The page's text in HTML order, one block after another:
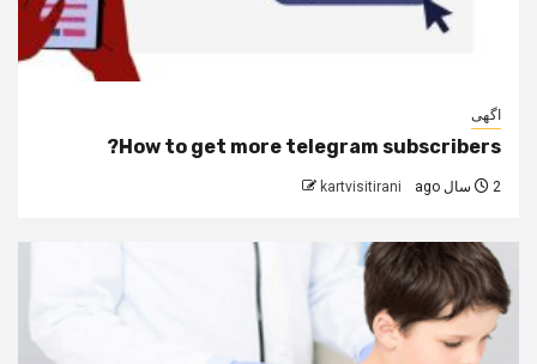
اگهی
How to get more telegram subscribers?
2 سال ago kartvisitirani